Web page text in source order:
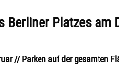
Berliner Platzes am
// Parken auf der gesamten